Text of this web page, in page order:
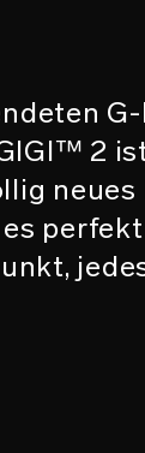
2
neues